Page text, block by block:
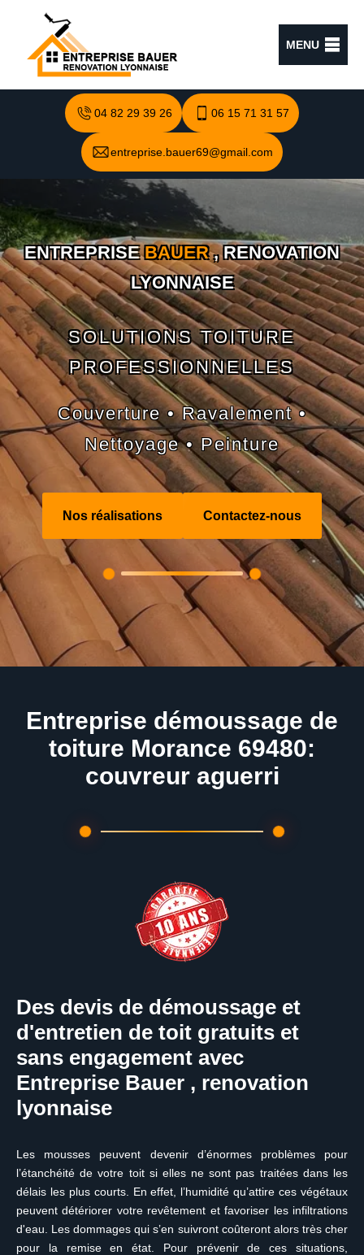
MENU
04 82 29 39 26 06 15 71 31 57
entreprise.bauer69@gmail.com
ENTREPRISEBAUER, RENOVATION
LYONNAISE
SOLUTIONS TOITURE
PROFESSIONNELLES
Couverture • Ravalement •
Nettoyage • Peinture
Nos réalisations Contactez-nous
Entreprise démoussage de
toiture Morance 69480:
couvreur aguerri
Des devis de démoussage et
d'entretien de toit gratuits et
sans engagement avec
Entreprise Bauer , renovation
lyonnaise
Les mousses peuvent devenir d’énormes problèmes pour
l’étanchéité de votre toit si elles ne sont pas traitées dans les
délais les plus courts. En effet, l’humidité qu’attire ces végétaux
peuvent détériorer votre revêtement et favoriser les infiltrations
d'eau. Les dommages qui s’en suivront coûteront alors très cher
pour la remise en état. Pour prévenir de ces situations,